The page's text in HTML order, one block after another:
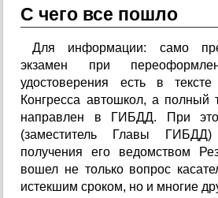
С чего все пошло
Для информации: само
экзамен при
удостоверения есть в
Конгресса автошкол, а полный
направлен в ГИБДД. При
(заместитель Главы
получения его ведомством
вошел не только вопрос
истекшим сроком, но и многие